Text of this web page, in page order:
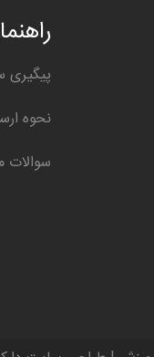
راهنما
نحوه
سوالات